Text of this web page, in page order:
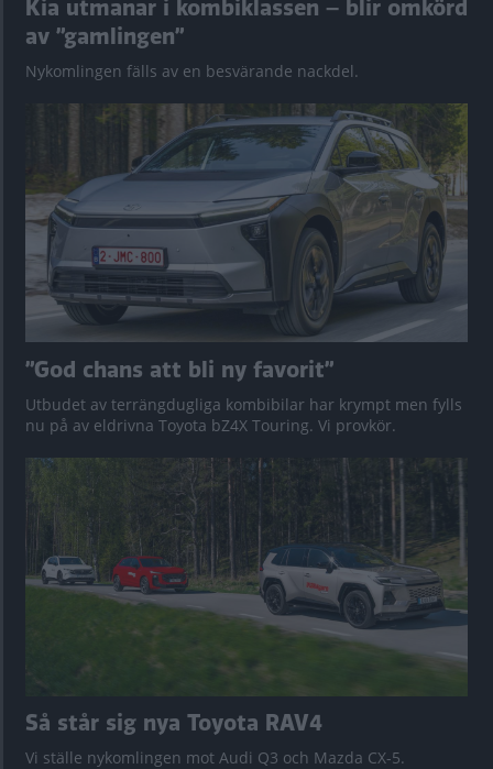
Kia utmanar i kombiklassen – blir omkörd
av ”gamlingen”
Nykomlingen fälls av en besvärande nackdel.
”God chans att bli ny favorit”
Utbudet av terrängdugliga kombibilar har krympt men fylls
nu på av eldrivna Toyota bZ4X Touring. Vi provkör.
Så står sig nya Toyota RAV4
Vi ställe nykomlingen mot Audi Q3 och Mazda CX-5.